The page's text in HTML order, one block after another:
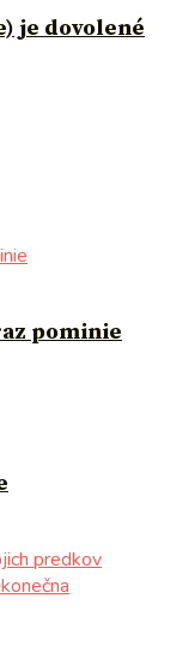
je dovolené
pominie